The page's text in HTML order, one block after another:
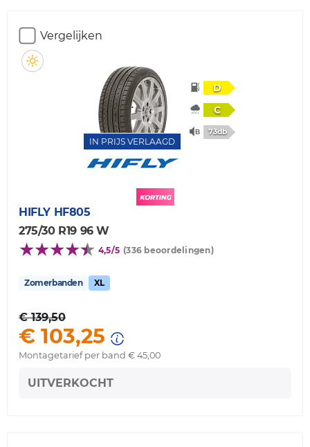
Vergelijken
IN PRIJS VERLAAGD
D
C
73db
HIFLY HF805
275/30 R19 96 W
4,5/5 (336 beoordelingen)
Zomerbanden XL
€ 139,50
€ 103,25
Montagetarief per band € 45,00
UITVERKOCHT